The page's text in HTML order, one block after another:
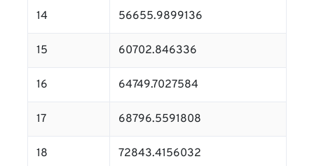
14 56655.9899136
15 60702.846336
16 64749.7027584
17 68796.5591808
18 72843.4156032